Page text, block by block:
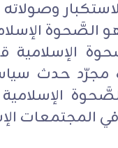
مجرّد حدث
المجتمعات